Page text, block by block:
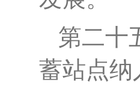
第二十
蓄站点纳